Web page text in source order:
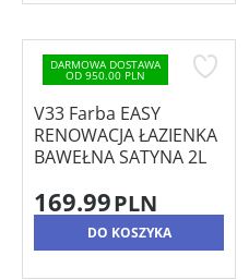
DARMOWA DOSTAWA
OD 950.00 PLN
V33 Farba EASY
RENOWACJA ŁAZIENKA
BAWEŁNA SATYNA 2L
169.99PLN
DO KOSZYKA